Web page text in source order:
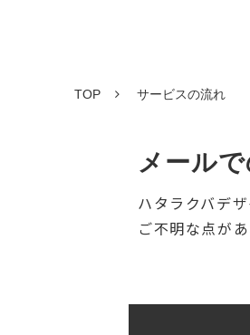
TOP サービスの流れ
メール
ハタラクバデ
ご不明な点が